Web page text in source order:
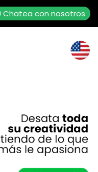
Chatea con nosotros